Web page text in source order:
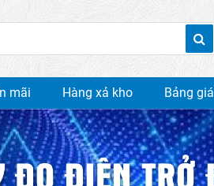
mãi Hàng xả kho Bảng giá